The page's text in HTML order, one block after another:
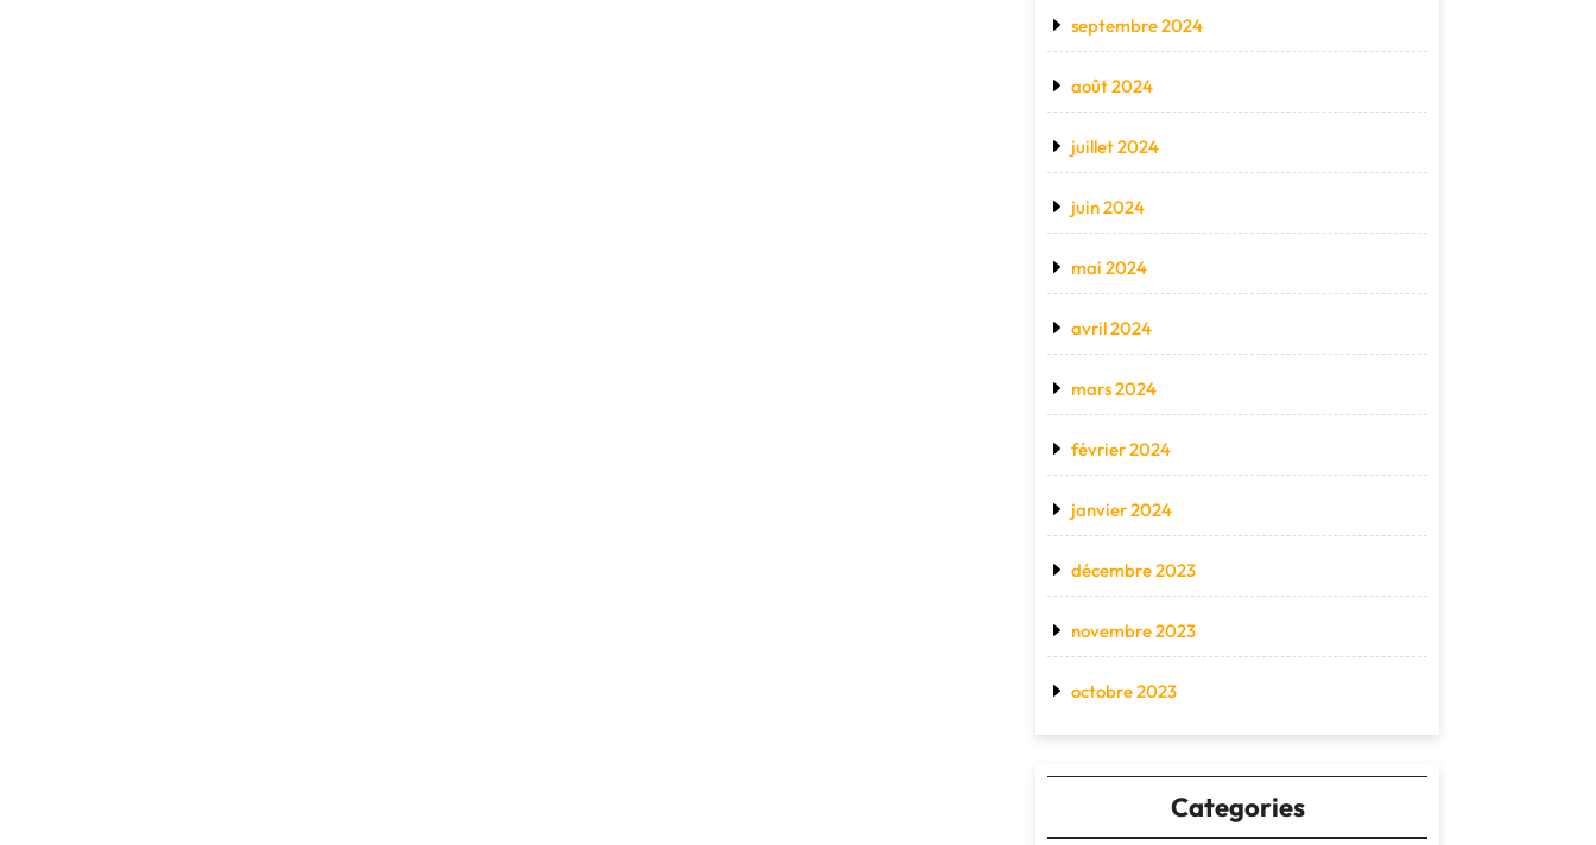
septembre 2024
août 2024
juillet 2024
juin 2024
mai 2024
avril 2024
mars 2024
février 2024
janvier 2024
décembre 2023
novembre 2023
octobre 2023
Categories